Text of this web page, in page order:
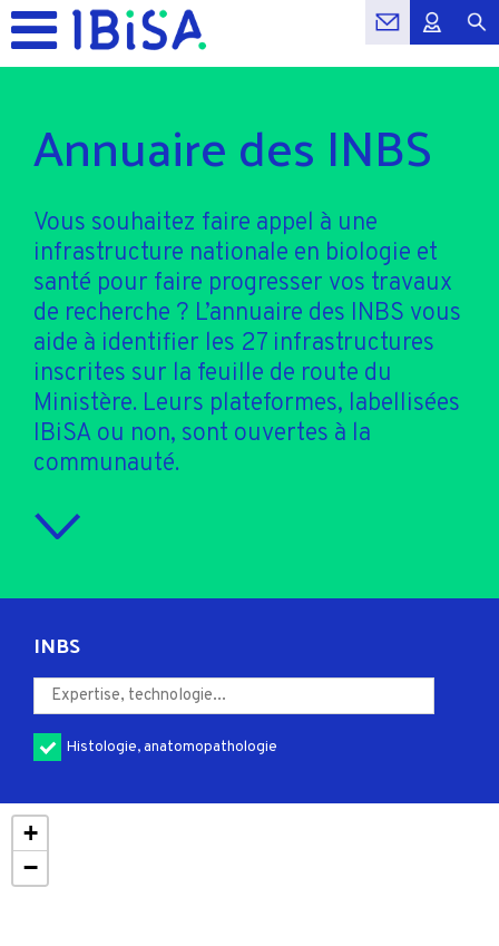
Annuaire des INBS
Vous souhaitez faire appel à une
infrastructure nationale en biologie et
santé pour faire progresser vos travaux
de recherche ? L’annuaire des INBS vous
aide à identifier les 27 infrastructures
inscrites sur la feuille de route du
Ministère. Leurs plateformes, labellisées
IBiSA ou non, sont ouvertes à la
communauté.
INBS
Histologie, anatomopathologie
+
−